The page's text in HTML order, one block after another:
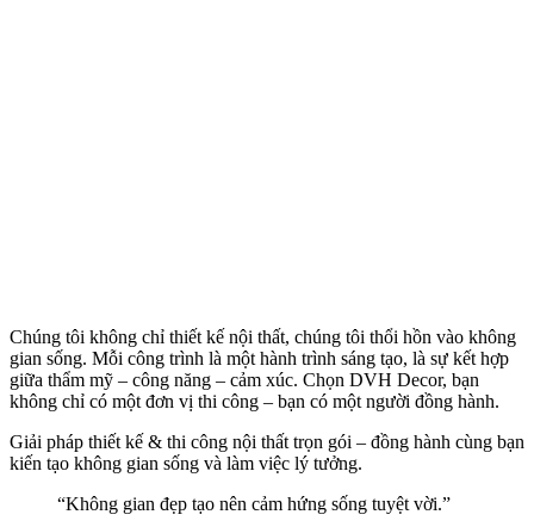
Chúng tôi không chỉ thiết kế nội thất, chúng tôi thổi hồn vào không
gian sống. Mỗi công trình là một hành trình sáng tạo, là sự kết hợp
giữa thẩm mỹ – công năng – cảm xúc. Chọn DVH Decor, bạn
không chỉ có một đơn vị thi công – bạn có một người đồng hành.
Giải pháp thiết kế & thi công nội thất trọn gói – đồng hành cùng bạn
kiến tạo không gian sống và làm việc lý tưởng.
“Không gian đẹp tạo nên cảm hứng sống tuyệt vời.”